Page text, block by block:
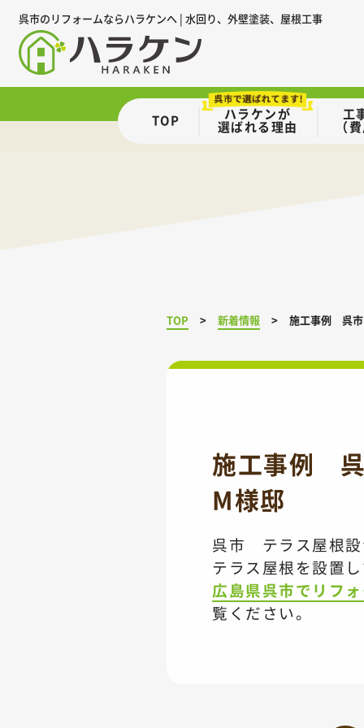
呉市のリフォームならハラケンへ | 水回り、外壁塗装、屋根工事
TOP ハラケンが
選ばれる理由
工
（
TOP 新着情報 施工事例 呉
施工事例
M様邸
呉市 テラス屋
テラス屋根を設置
広島県呉市でリフ
覧ください。